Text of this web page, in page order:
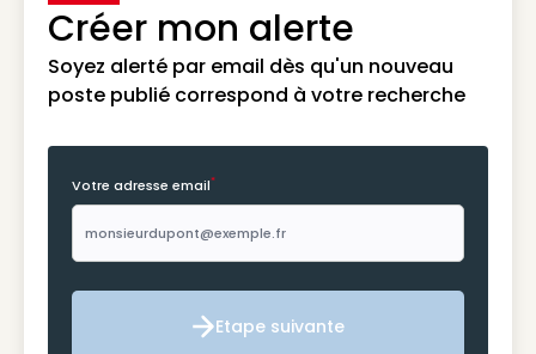
Créer mon alerte
Soyez alerté par email dès qu'un nouveau
poste publié correspond à votre recherche
Votre adresse email*
Etape suivante
Etape suivante